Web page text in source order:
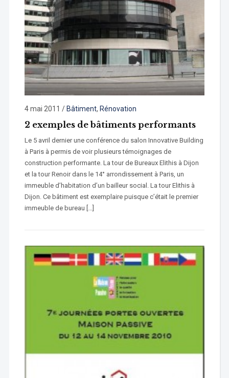
4 mai 2011 /Bâtiment, Rénovation
2 exemples de bâtiments performants
Le 5 avril dernier une conférence du salon Innovative Building
à Paris à permis de voir plusieurs témoignages de
construction performante. La tour de Bureaux Elithis à Dijon
et la tour Renoir dans le 14° arrondissement à Paris, un
immeuble d’habitation d’un bailleur social. La tour Elithis à
Dijon. Ce bâtiment est exemplaire puisque c’était le premier
immeuble de bureau […]